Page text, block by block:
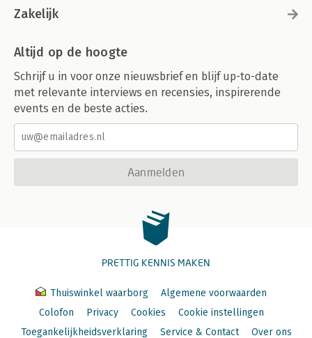
Zakelijk
Altijd op de hoogte
Schrijf u in voor onze nieuwsbrief en blijf up-to-date
met relevante interviews en recensies, inspirerende
events en de beste acties.
Aanmelden
PRETTIG KENNIS MAKEN
Thuiswinkel waarborg
Algemene voorwaarden
Colofon
Privacy Cookies
Cookie instellingen
Toegankelijkheidsverklaring
Service & Contact Over ons